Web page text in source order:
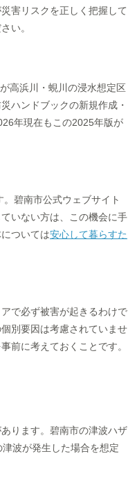
害リスクを正しく把握して
い。
高浜川・蜆川の浸水想定区
ハンドブックの新規作成・
年現在もこの2025年版が
碧南市公式ウェブサイト
いない方は、この機会に手
ついては安心して暮らすた
で必ず被害が起きるわけで
別要因は考慮されていませ
前に考えておくことです。
ります。碧南市の津波ハザ
波が発生した場合を想定